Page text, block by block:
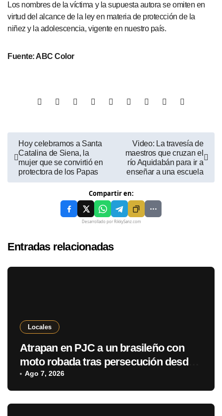
Los nombres de la víctima y la supuesta autora se omiten en
virtud del alcance de la ley en materia de protección de la
niñez y la adolescencia, vigente en nuestro país.
Fuente: ABC Color
Hoy celebramos a Santa
Catalina de Siena, la
mujer que se convirtió en
protectora de los Papas
Video: La travesía de
maestros que cruzan el
río Aquidabán para ir a
enseñar a una escuela
Compartir en:
Desarrollado por RikkySanz.com
Entradas relacionadas
Locales
Atrapan en PJC a un brasileño con
moto robada tras persecución desde
Ponta Porã
Ago 7, 2026